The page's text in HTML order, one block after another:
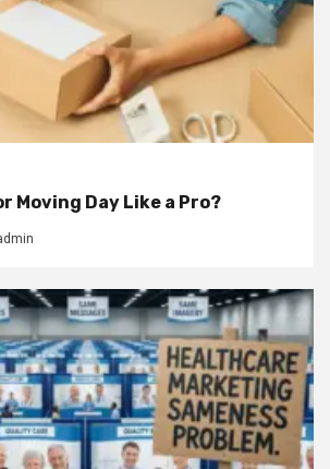
Moving Day Like a Pro?